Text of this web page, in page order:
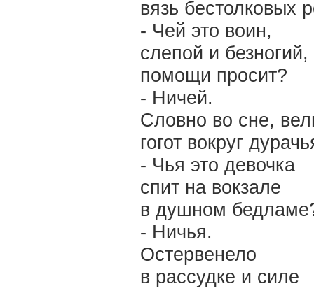
вязь бестолковых
- Чей это воин,
слепой и безногий,
помощи просит?
- Ничей.
Словно во сне,
гогот вокруг
- Чья это девочка
спит на вокзале
в душном
- Ничья.
Остервенело
в рассудке и силе